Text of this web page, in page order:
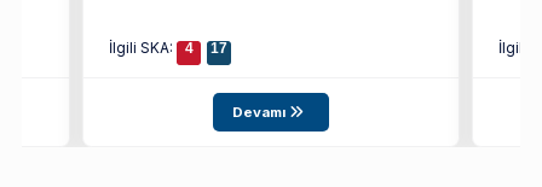
İlgili SKA: 4 17
Devamı
İlgili